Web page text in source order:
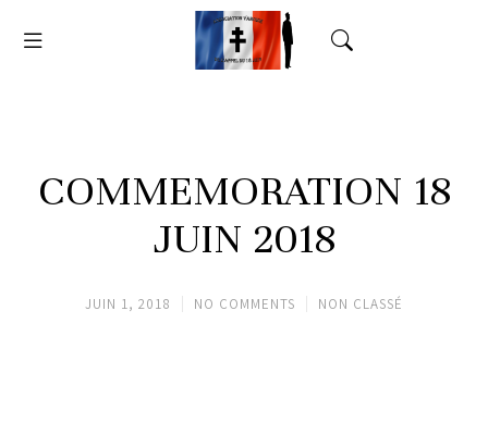
COMMEMORATION 18
JUIN 2018
JUIN 1, 2018 NO COMMENTS NON CLASSÉ